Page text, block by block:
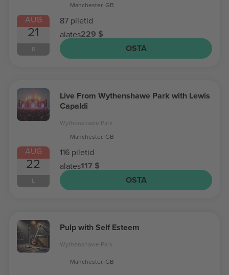
AUG
21
R
Manchester, GB
87 piletid
alates229 $
OSTA
AUG
22
L
Live From Wythenshawe Park with Lewis
Capaldi
Wythenshawe Park
Manchester, GB
116 piletid
alates117 $
OSTA
Pulp with Self Esteem
Wythenshawe Park
Manchester, GB